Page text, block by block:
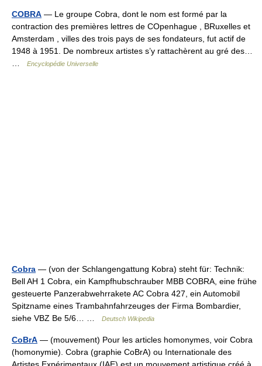
COBRA — Le groupe Cobra, dont le nom est formé par la
contraction des premières lettres de COpenhague , BRuxelles et
Amsterdam , villes des trois pays de ses fondateurs, fut actif de
1948 à 1951. De nombreux artistes s’y rattachèrent au gré des…
Encyclopédie Universelle
Cobra — (von der Schlangengattung Kobra) steht für: Technik:
Bell AH 1 Cobra, ein Kampfhubschrauber MBB COBRA, eine frühe
gesteuerte Panzerabwehrrakete AC Cobra 427, ein Automobil
Spitzname eines Trambahnfahrzeuges der Firma Bombardier,
siehe VBZ Be 5/6… …
Deutsch Wikipedia
CoBrA — (mouvement) Pour les articles homonymes, voir Cobra
(homonymie). Cobra (graphie CoBrA) ou Internationale des